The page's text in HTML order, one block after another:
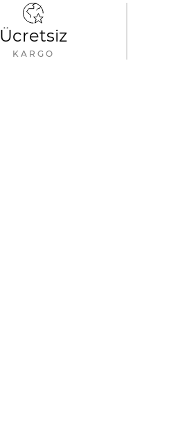
Ücretsiz
KARGO